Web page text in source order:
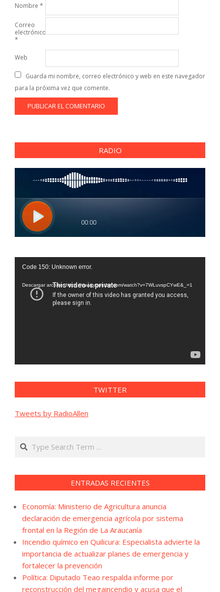
Nombre *
Correo
electrónico
*
Web
Guarda mi nombre, correo electrónico y web en este navegador
para la próxima vez que comente.
RADIO
Reproductor
vídeo
Code 150: Unknown error.
Descargar archivo: https://www.youtube.com/watch?v=7WLuvspCYwE&_=1
TWITTER
Tweets by RadioAllen
Search
ENTRADAS RECIENTES
Economía: Ministerio de Agricultura anuncia
declaración de emergencia agrícola por sistema
frontal en la Región de La Araucanía
Incendio químico en Quilicura: Especialista advierte la
importancia de actualizar planes de emergencia y
fortalecer la prevención
Política: Diputado Teao respalda informe por
reconstrucción del megaincendio y acusa que el